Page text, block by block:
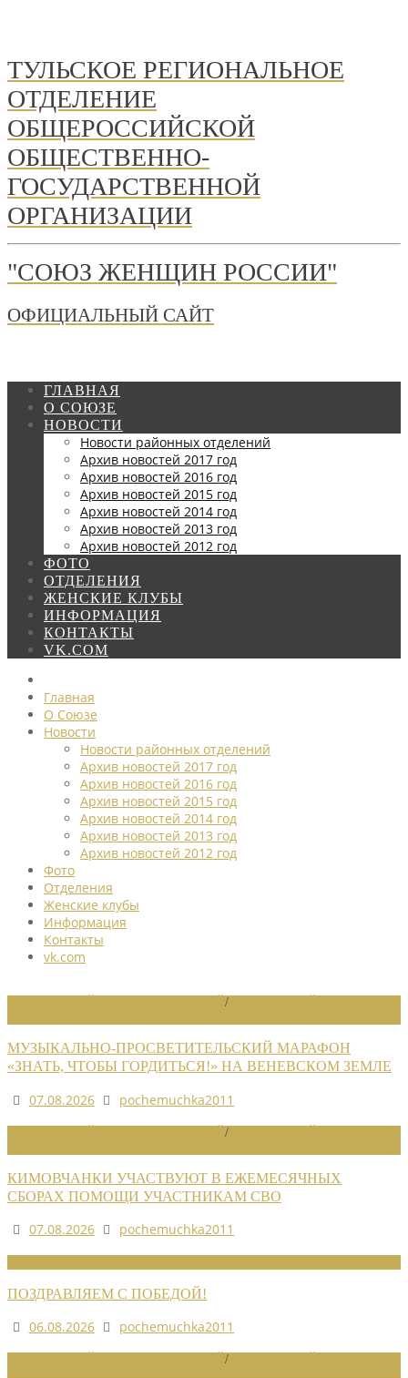
ТУЛЬСКОЕ РЕГИОНАЛЬНОЕ
ОТДЕЛЕНИЕ
ОБЩЕРОССИЙСКОЙ
ОБЩЕСТВЕННО-
ГОСУДАРСТВЕННОЙ
ОРГАНИЗАЦИИ
"СОЮЗ ЖЕНЩИН РОССИИ"
ОФИЦИАЛЬНЫЙ САЙТ
ГЛАВНАЯ
О СОЮЗЕ
НОВОСТИ
Новости районных отделений
Архив новостей 2017 год
Архив новостей 2016 год
Архив новостей 2015 год
Архив новостей 2014 год
Архив новостей 2013 год
Архив новостей 2012 год
ФОТО
ОТДЕЛЕНИЯ
ЖЕНСКИЕ КЛУБЫ
ИНФОРМАЦИЯ
КОНТАКТЫ
VK.COM
Главная
О Союзе
Новости
Новости районных отделений
Архив новостей 2017 год
Архив новостей 2016 год
Архив новостей 2015 год
Архив новостей 2014 год
Архив новостей 2013 год
Архив новостей 2012 год
Фото
Отделения
Женские клубы
Информация
Контакты
vk.com
/
МУЗЫКАЛЬНО-ПРОСВЕТИТЕЛЬСКИЙ МАРАФОН
«ЗНАТЬ, ЧТОБЫ ГОРДИТЬСЯ!» НА ВЕНЕВСКОМ ЗЕМЛЕ
07.08.2026
pochemuchka2011
/
КИМОВЧАНКИ УЧАСТВУЮТ В ЕЖЕМЕСЯЧНЫХ
СБОРАХ ПОМОЩИ УЧАСТНИКАМ СВО
07.08.2026
pochemuchka2011
ПОЗДРАВЛЯЕМ С ПОБЕДОЙ!
06.08.2026
pochemuchka2011
/